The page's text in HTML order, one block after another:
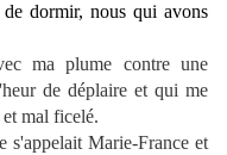
de dormir, nous qui avons
ma plume contre une
de déplaire et qui me
mal ficelé.
s'appelait Marie-France et